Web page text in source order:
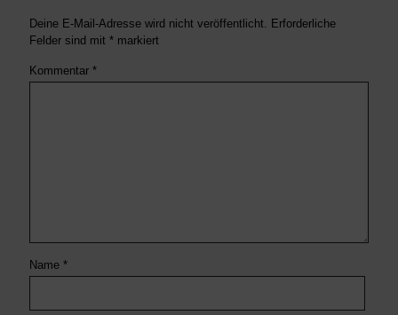
Deine E-Mail-Adresse wird nicht veröffentlicht. Erforderliche
Felder sind mit * markiert
Kommentar *
Name *